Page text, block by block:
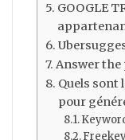
GOOGLE
Answer the
Quels sont
pour